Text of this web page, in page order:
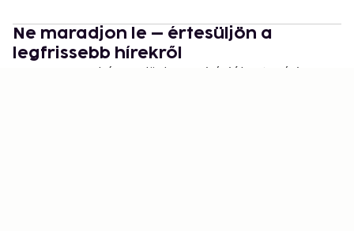
Ne maradjon le – értesüljön a
legfrissebb hírekről
Legyen naprakész velünk! Inspirációk, utazási